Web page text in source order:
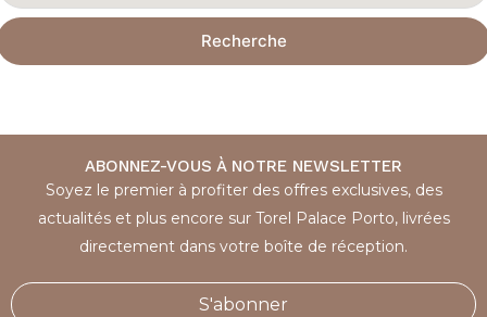
Recherche
ABONNEZ-VOUS À NOTRE NEWSLETTER
Soyez le premier à profiter des offres exclusives, des
actualités et plus encore sur Torel Palace Porto, livrées
directement dans votre boîte de réception.
S'abonner